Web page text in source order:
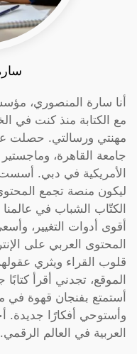
أنا سارة المنصوري،
مع الكتابة منذ كنت في
مهنتي ورسالتي. حصلت
جامعة القاهرة،
الأمريكية في دبي.
ليكون منصة تجمع
الكتّاب الشباب في
أقوى أدوات التغيير،
المحتوى العربي على
قلوب القراء ويثري
الموقع، تجدني أقرأ
أستمتع بفنجان قهوة في
وأستوحي أفكارًا جديدة.
العربية في العالم الرقمي.